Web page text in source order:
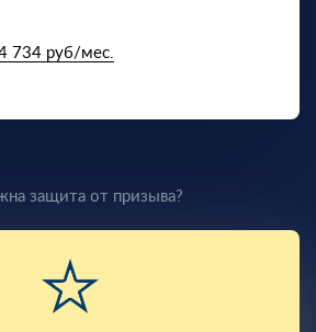
734 руб/мес.
защита от призыва?